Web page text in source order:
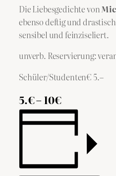
Die Liebesgedichte von
ebenso deftig und
sensibel und feinziseliert.
unverb. Reservierung:
Schüler/Studenten€ 5.–
5.€ – 10€